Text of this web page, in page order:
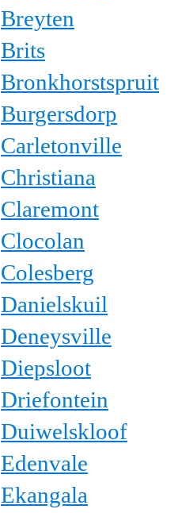
Breyten
Brits
Bronkhorstspruit
Burgersdorp
Carletonville
Christiana
Claremont
Clocolan
Colesberg
Danielskuil
Deneysville
Diepsloot
Driefontein
Duiwelskloof
Edenvale
Ekangala